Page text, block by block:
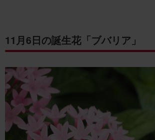
11月6日の誕生花「ブバリア」